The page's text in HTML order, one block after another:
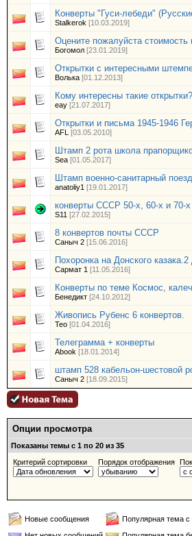
Конверты "Гуси-лебеди"
Stalkerok [10.03.2019]
Оцените пожалуйста стоимость
Богомол [23.01.2019]
Открытки с интересными
Волька [01.12.2013]
Кому интересны такие открытки?
eay [21.07.2017]
Открытки и письма 1945-1946
AFL [03.05.2010]
Штамп 2 рота школа
Sea [01.05.2017]
Штамп военно-санитарный
anatoliy1 [19.01.2017]
конверты СССР 50-х, 60-х и 70-х
S11 [27.02.2015]
8 конвертов почты СССР
Саныч 2 [15.06.2016]
Похоронка на Донского казака.2
Сармат 1 [11.05.2016]
Конверты по теме Космос,
Бенедикт [24.10.2012]
Живопись Рубенс 6 конвертов.
Тео [01.04.2016]
Телеграмма + конверты
Abook [18.01.2014]
штамп 528 кабельон-шестовой
Саныч 2 [18.09.2015]
Опции просмотра
Показаны темы с 1 по 20 из 35
Критерий сортировки
Порядок отображения
Новые сообщения
Популярная тема